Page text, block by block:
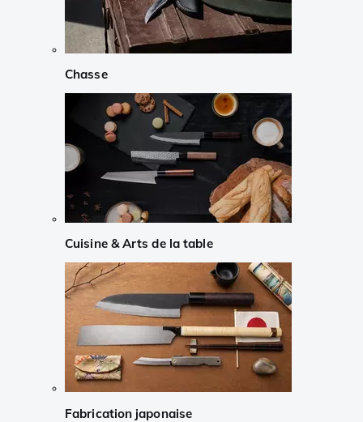
Chasse
Cuisine & Arts de la table
Fabrication japonaise